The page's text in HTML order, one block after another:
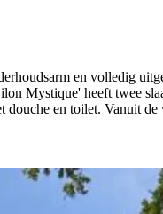
en volledig
Mystique' heeft twee
en toilet. Vanuit